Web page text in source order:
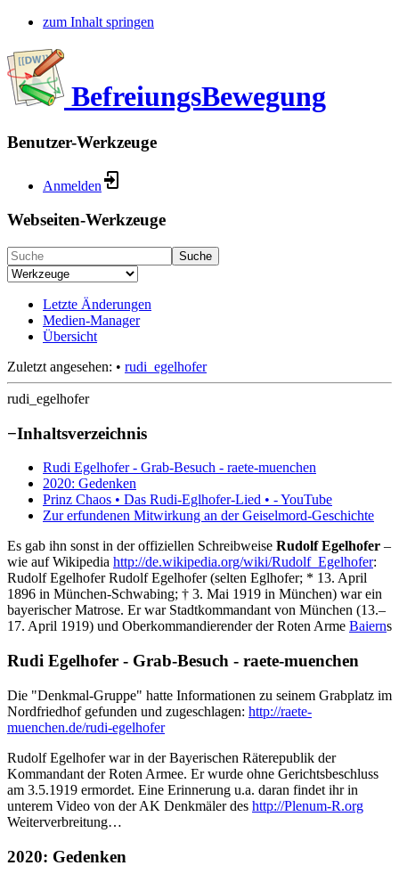
zum Inhalt springen
BefreiungsBewegung
Benutzer-Werkzeuge
Anmelden
Webseiten-Werkzeuge
Suche
Letzte Änderungen
Medien-Manager
Übersicht
Zuletzt angesehen: • rudi_egelhofer
rudi_egelhofer
−Inhaltsverzeichnis
Rudi Egelhofer - Grab-Besuch - raete-muenchen
2020: Gedenken
Prinz Chaos • Das Rudi-Eglhofer-Lied • - YouTube
Zur erfundenen Mitwirkung an der Geiselmord-Geschichte
Es gab ihn sonst in der offiziellen Schreibweise Rudolf Egelhofer –
wie auf Wikipedia http://de.wikipedia.org/wiki/Rudolf_Egelhofer:
Rudolf Egelhofer Rudolf Egelhofer (selten Eglhofer; * 13. April
1896 in München-Schwabing; † 3. Mai 1919 in München) war ein
bayerischer Matrose. Er war Stadtkommandant von München (13.–
17. April 1919) und Oberkommandierender der Roten Arme Baierns
Rudi Egelhofer - Grab-Besuch - raete-muenchen
Die "Denkmal-Gruppe" hatte Informationen zu seinem Grabplatz im
Nordfriedhof gefunden und zugeschlagen: http://raete-
muenchen.de/rudi-egelhofer
Rudolf Egelhofer war in der Bayerischen Räterepublik der
Kommandant der Roten Armee. Er wurde ohne Gerichtsbeschluss
am 3.5.1919 ermordet. Eine Erinnerung u.a. daran findet ihr in
unterem Video von der AK Denkmäler des http://Plenum-R.org
Weiterverbreitung…
2020: Gedenken